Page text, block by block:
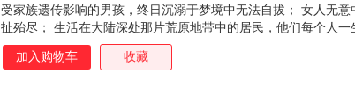
受家族遗传影响的男孩，终日沉溺于梦境中无法自拔； 女人无
扯殆尽； 生活在大陆深处那片荒原地带中的居民，他们每个人
组成的孔洞向外张望，是门镜观察家想去观察世界的方式…… 多
墙，用微尘的眼睛和碎片的叙事重新观看世界，从梦境与日常的
加入购物车 收藏